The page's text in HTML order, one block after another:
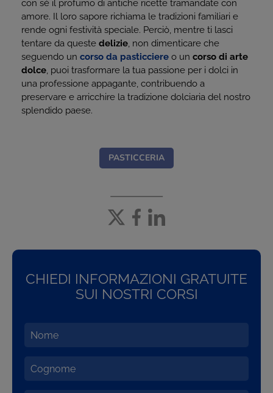
con sé il profumo di antiche ricette tramandate con
amore. Il loro sapore richiama le tradizioni familiari e
rende ogni festività speciale. Perciò, mentre ti lasci
tentare da queste delizie, non dimenticare che
seguendo un corso da pasticciere o un corso di arte
dolce, puoi trasformare la tua passione per i dolci in
una professione appagante, contribuendo a
preservare e arricchire la tradizione dolciaria del nostro
splendido paese.
PASTICCERIA
CHIEDI INFORMAZIONI GRATUITE
SUI NOSTRI CORSI